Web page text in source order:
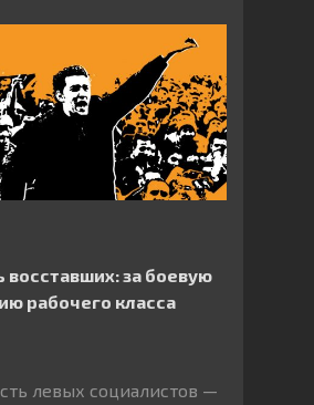
восставших: за боевую
рабочего класса
левых социалистов —